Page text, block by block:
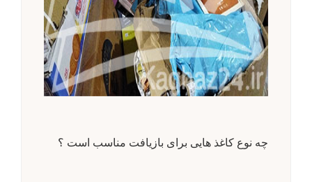
چه نوع کاغذ هایی برای بازیافت مناسب است ؟